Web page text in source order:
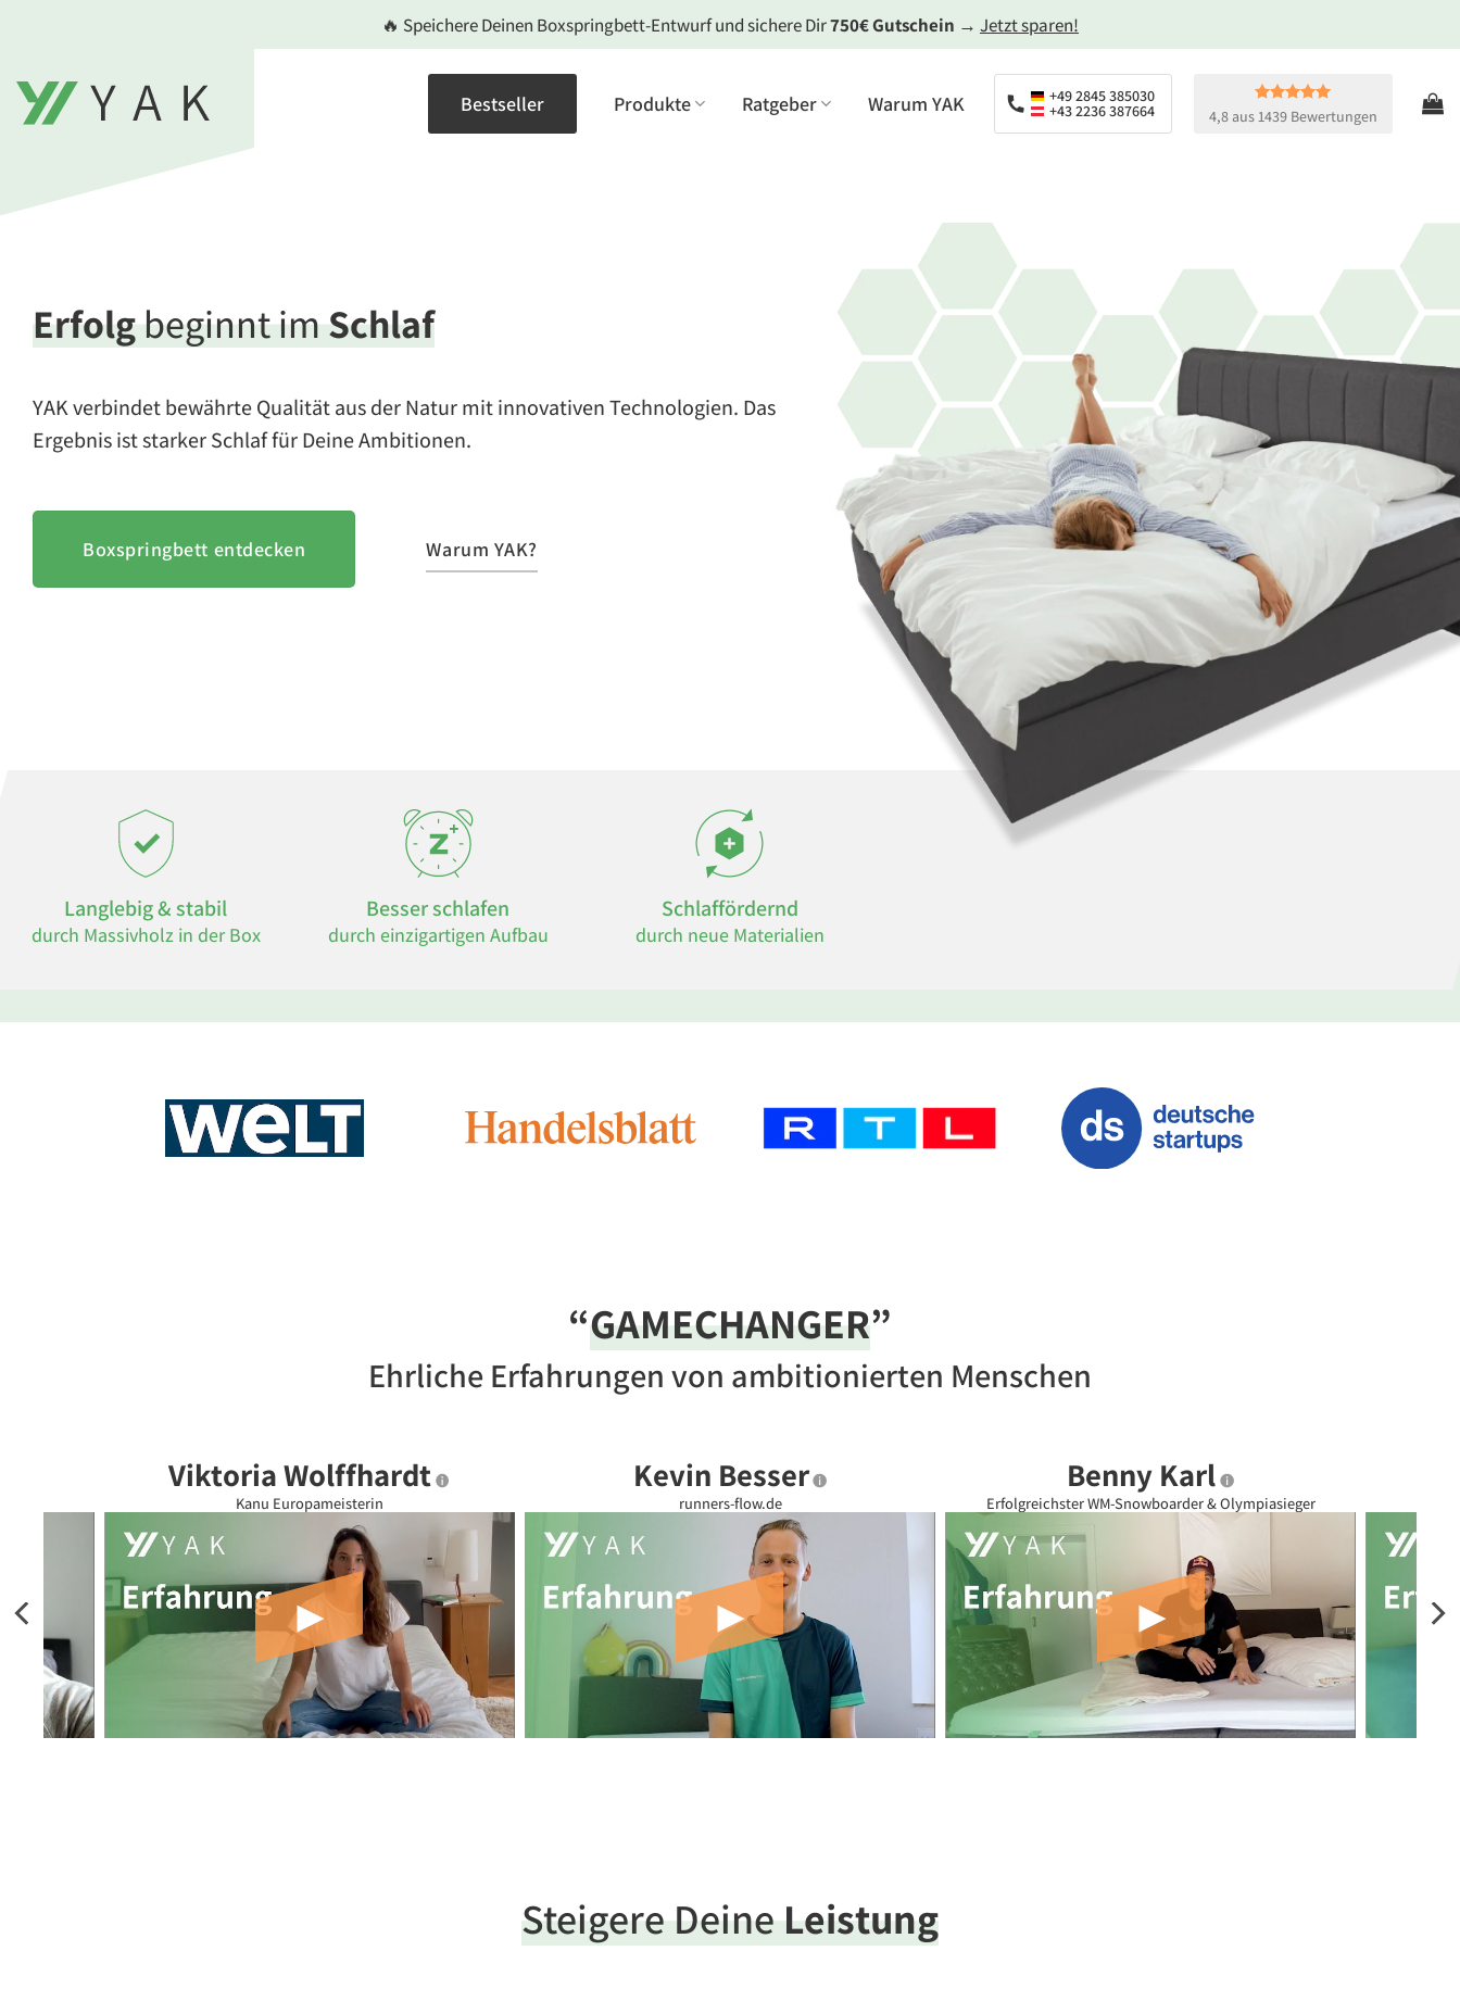
🔥 Speichere Deinen Boxspringbett-Entwurf und sichere Dir750€ Gutschein → Jetzt sparen!
Bestseller Produkte Ratgeber Warum YAK +49 2845 385030
+43 2236 387664 4,8 aus 1439 Bewertungen
Erfolgbeginnt imSchlaf
YAK verbindet bewährte Qualität aus der Natur mit innovativen Technologien. Das
Ergebnis ist starker Schlaf für Deine Ambitionen.
Boxspringbett entdecken Warum YAK?
Langlebig & stabil
durch Massivholz in der Box
Besser schlafen
durch einzigartigen Aufbau
Schlaffördernd
durch neue Materialien
“GAMECHANGER”
Ehrliche Erfahrungen von ambitionierten Menschen
Kevin Besser
runners-flow.de
Benny Karl
Erfolgreichster WM-Snowboarder & Olympiasieger
Viktoria Wolffhardt
Kanu Europameisterin
Steigere DeineLeistung